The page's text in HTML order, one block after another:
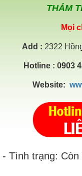
THẢM
Mọi
Add : 2322
Hotline: 0903
Website:
- Tình trạng: Còn